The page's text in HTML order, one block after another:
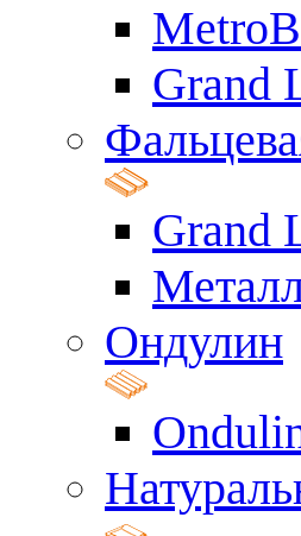
Grand
Grand
Ондулин